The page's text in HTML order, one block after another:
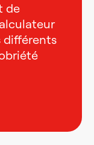
de
différents